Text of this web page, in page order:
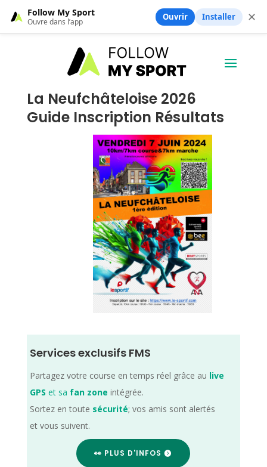
La Neufchâteloise 2026
Guide Inscription Résultats
Services exclusifs FMS
Partagez votre course en temps réel grâce au live
GPS et sa fan zone intégrée.
Sortez en toute sécurité; vos amis sont alertés
et vous suivent.
👀 PLUS D'INFOS
Follow My Sport
Ouvre dans l’app Ouvrir Installer ✕